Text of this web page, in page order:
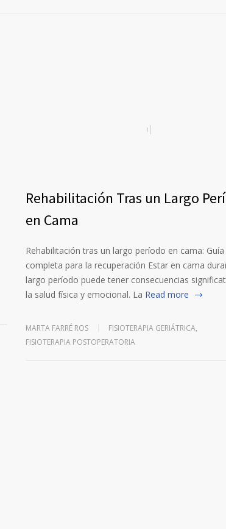
Rehabilitación Tras un Largo
en Cama
Rehabilitación tras un largo período en cama: Guía
completa para la recuperación Estar en cama
largo período puede tener consecuencias
la salud física y emocional. La Read more
MARTA FARRÉ ROS FISIOTERAPIA GERIÁTRICA,
FISIOTERAPIA POSTOPERATORIA